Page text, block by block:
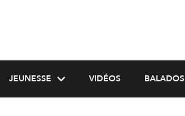
JEUNESSE VIDÉOS BALADOS